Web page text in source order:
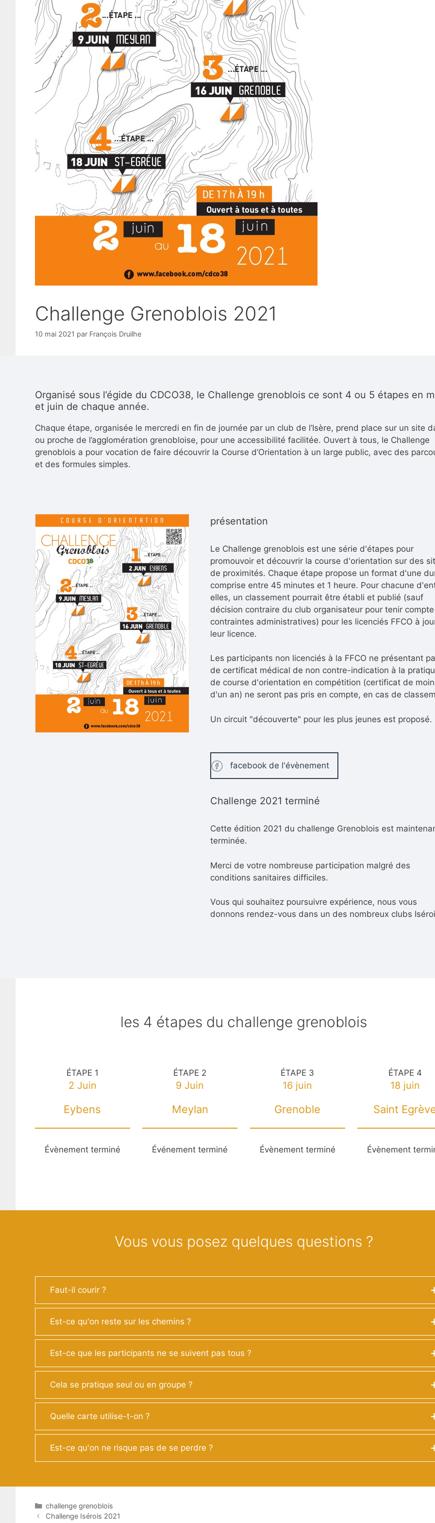
Challenge Grenoblois 2021
10 mai 2021 par François Druilhe
Organisé sous l’égide du CDCO38, le Challenge grenoblois ce sont 4 ou 5 étapes en
et juin de chaque année.
Chaque étape, organisée le mercredi en fin de journée par un club de l’Isère, prend place sur un site
ou proche de l’agglomération grenobloise, pour une accessibilité facilitée. Ouvert à tous, le Challenge
grenoblois a pour vocation de faire découvrir la Course d’Orientation à un large public, avec des
et des formules simples.
présentation
Le Challenge grenoblois est une série d'étapes pour
promouvoir et découvrir la course d'orientation sur des
de proximités. Chaque étape propose un format d'une
comprise entre 45 minutes et 1 heure. Pour chacune
elles, un classement pourrait être établi et publié (sauf
décision contraire du club organisateur pour tenir
contraintes administratives) pour les licenciés FFCO à
leur licence.
Les participants non licenciés à la FFCO ne présentant
de certificat médical de non contre-indication à la
de course d'orientation en compétition (certificat de
d'un an) ne seront pas pris en compte, en cas de
Un circuit "découverte" pour les plus jeunes est proposé.
facebook de l'évènement
Challenge 2021 terminé
Cette édition 2021 du challenge Grenoblois est
terminée.
Merci de votre nombreuse participation malgré des
conditions sanitaires difficiles.
Vous qui souhaitez poursuivre expérience, nous vous
donnons rendez-vous dans un des nombreux clubs
les 4 étapes du challenge grenoblois
ÉTAPE 1
2 Juin
Eybens
Évènement terminé
ÉTAPE 2
9 Juin
Meylan
Événement terminé
ÉTAPE 3
16 juin
Grenoble
Évènement terminé
ÉTAPE 4
18 juin
Saint
Évènement
Vous vous posez quelques questions ?
Faut-il courir ?
Est-ce qu'on reste sur les chemins ?
Est-ce que les participants ne se suivent pas tous ?
Cela se pratique seul ou en groupe ?
Quelle carte utilise-t-on ?
Est-ce qu'on ne risque pas de se perdre ?
Catégories
challenge grenoblois
Challenge Isérois 2021